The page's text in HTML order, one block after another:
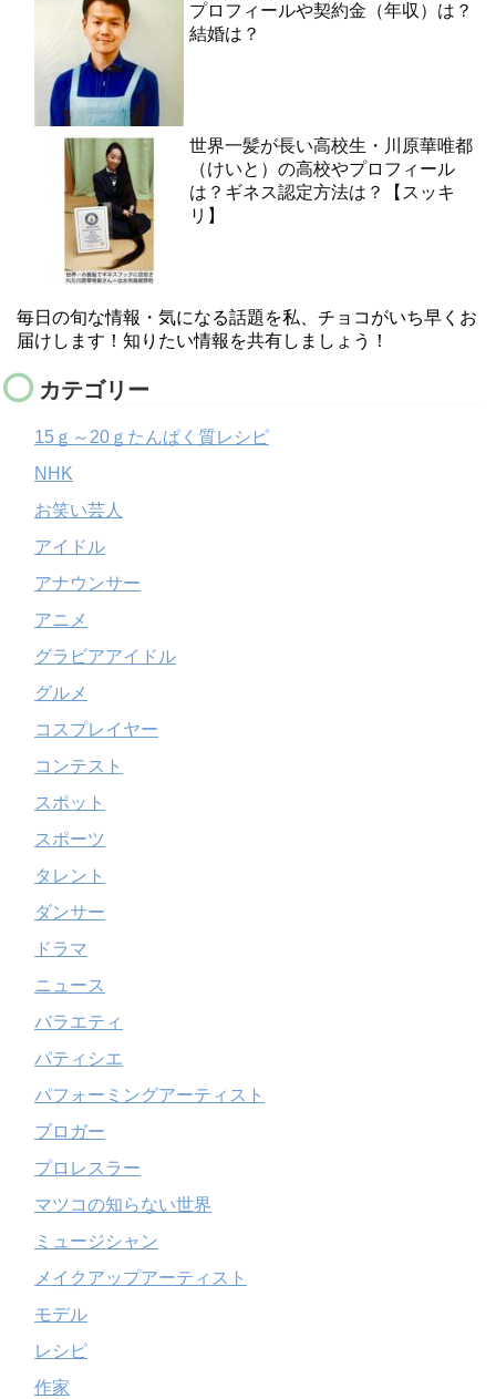
プロフィールや契約金（年収）は？
結婚は？
世界一髪が長い高校生・川原華唯都
（けいと）の高校やプロフィール
は？ギネス認定方法は？【スッキ
リ】
毎日の旬な情報・気になる話題を私、チョコがいち早くお
届けします！知りたい情報を共有しましょう！
カテゴリー
15ｇ～20ｇたんぱく質レシピ
NHK
お笑い芸人
アイドル
アナウンサー
アニメ
グラビアアイドル
グルメ
コスプレイヤー
コンテスト
スポット
スポーツ
タレント
ダンサー
ドラマ
ニュース
バラエティ
パティシエ
パフォーミングアーティスト
ブロガー
プロレスラー
マツコの知らない世界
ミュージシャン
メイクアップアーティスト
モデル
レシピ
作家